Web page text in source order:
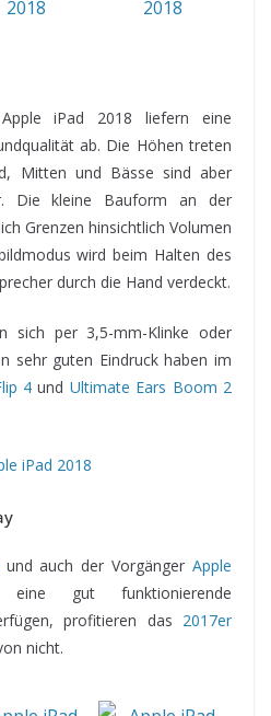
iPad 2018 liefern eine
ab. Die Höhen treten
Mitten und Bässe sind aber
Die kleine Bauform an der
Grenzen hinsichtlich Volumen
wird beim Halten des
durch die Hand verdeckt.
sich per 3,5-mm-Klinke oder
sehr guten Eindruck haben im
4 und Ultimate Ears Boom 2
und auch der VorgängerApple
gut funktionierende
profitieren das 2017er
nicht.